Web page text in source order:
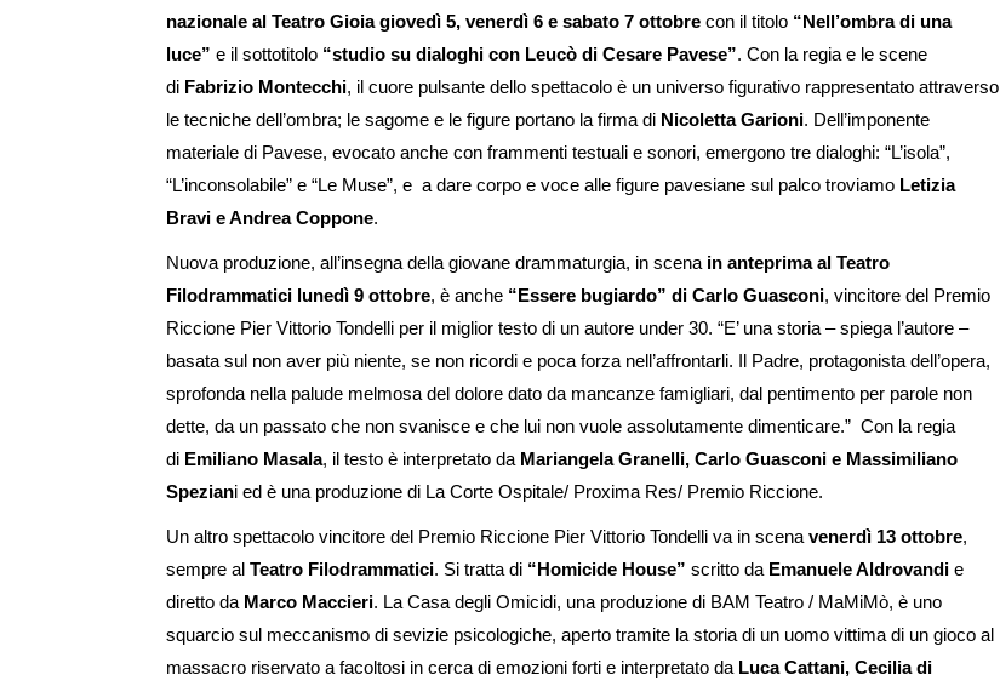
nazionale al Teatro Gioia giovedì 5, venerdì 6 e sabato 7 ottobre con il titolo “Nell’ombra di una
luce” e il sottotitolo “studio su dialoghi con Leucò di Cesare Pavese”. Con la regia e le scene
di Fabrizio Montecchi, il cuore pulsante dello spettacolo è un universo figurativo rappresentato attraverso
le tecniche dell’ombra; le sagome e le figure portano la firma di Nicoletta Garioni. Dell’imponente
materiale di Pavese, evocato anche con frammenti testuali e sonori, emergono tre dialoghi: “L’isola”,
“L’inconsolabile” e “Le Muse”, e a dare corpo e voce alle figure pavesiane sul palco troviamo Letizia
Bravi e Andrea Coppone.
Nuova produzione, all’insegna della giovane drammaturgia, in scena in anteprima al Teatro
Filodrammatici lunedì 9 ottobre, è anche “Essere bugiardo” di Carlo Guasconi, vincitore del Premio
Riccione Pier Vittorio Tondelli per il miglior testo di un autore under 30. “E’ una storia – spiega l’autore –
basata sul non aver più niente, se non ricordi e poca forza nell’affrontarli. Il Padre, protagonista dell’opera,
sprofonda nella palude melmosa del dolore dato da mancanze famigliari, dal pentimento per parole non
dette, da un passato che non svanisce e che lui non vuole assolutamente dimenticare.” Con la regia
di Emiliano Masala, il testo è interpretato da Mariangela Granelli, Carlo Guasconi e Massimiliano
Speziani ed è una produzione di La Corte Ospitale/ Proxima Res/ Premio Riccione.
Un altro spettacolo vincitore del Premio Riccione Pier Vittorio Tondelli va in scena venerdì 13 ottobre,
sempre al Teatro Filodrammatici. Si tratta di “Homicide House” scritto da Emanuele Aldrovandi e
diretto da Marco Maccieri. La Casa degli Omicidi, una produzione di BAM Teatro / MaMiMò, è uno
squarcio sul meccanismo di sevizie psicologiche, aperto tramite la storia di un uomo vittima di un gioco al
massacro riservato a facoltosi in cerca di emozioni forti e interpretato da Luca Cattani, Cecilia di